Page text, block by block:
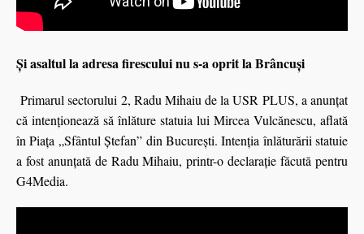
Şi asaltul la adresa firescului nu s-a oprit la Brâncuşi
Primarul sectorului 2, Radu Mihaiu de la USR PLUS, a anunţat
că intenționează să înlăture statuia lui Mircea Vulcănescu, aflată
în Piața „Sfântul Ștefan” din București. Intenţia înlăturării statuie
a fost anunţată de Radu Mihaiu, printr-o declarație făcută pentru
G4Media.